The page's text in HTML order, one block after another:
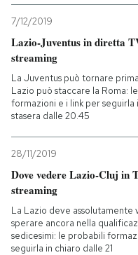
Entra
7/12/2019
Lazio-Juventus in diretta
streaming
La Juventus può tornare
Lazio può staccare la Roma:
formazioni e i link per seguirla
stasera dalle 20.45
28/11/2019
Dove vedere Lazio-Cluj in
streaming
La Lazio deve assolutamente
sperare ancora nella
sedicesimi: le probabili
seguirla in chiaro dalle 21